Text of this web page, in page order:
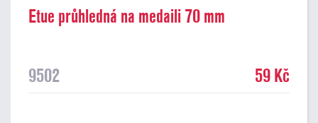
Etue průhledná na medaili 70 mm
9502 59 Kč